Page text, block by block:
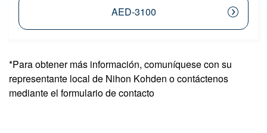
AED-3100
*Para obtener más información, comuníquese con su
representante local de Nihon Kohden o contáctenos
mediante el formulario de contacto